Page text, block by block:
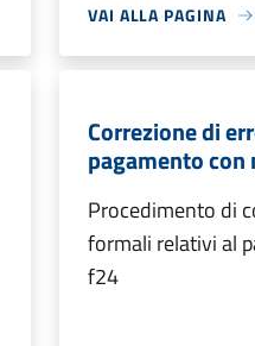
VAI ALLA PAGINA
Correzione di
pagamento
Procedimento di
formali relativi al
f24